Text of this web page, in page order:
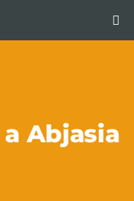
Abjasia